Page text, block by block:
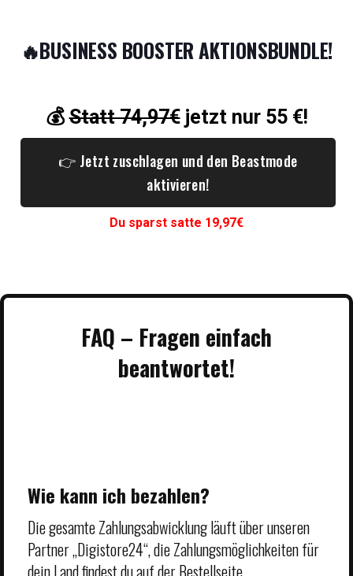
🔥BUSINESS BOOSTER AKTIONSBUNDLE!
💰Statt 74,97€jetzt nur 55 €!
👉 Jetzt zuschlagen und den Beastmode
aktivieren!
Du sparst satte 19,97€
FAQ – Fragen einfach
beantwortet!
Wie kann ich bezahlen?
Die gesamte Zahlungsabwicklung läuft über unseren
Partner „Digistore24“, die Zahlungsmöglichkeiten für
dein Land findest du auf derBestellseite.